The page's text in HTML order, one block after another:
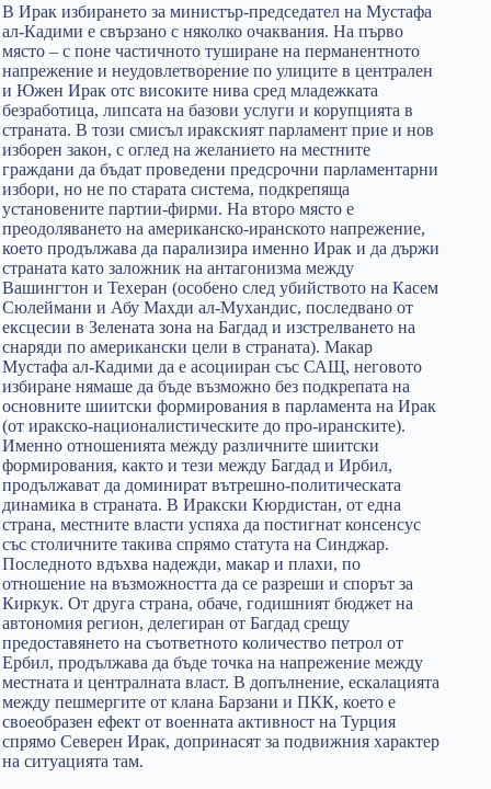
В Ирак избирането за министър-председател на Мустафа
ал-Кадими е свързано с няколко очаквания. На първо
място – с поне частичното туширане на перманентното
напрежение и неудовлетворение по улиците в централен
и Южен Ирак отс високите нива сред младежката
безработица, липсата на базови услуги и корупцията в
страната. В този смисъл иракският парламент прие и нов
изборен закон, с оглед на желанието на местните
граждани да бъдат проведени предсрочни парламентарни
избори, но не по старата система, подкрепяща
установените партии-фирми. На второ място е
преодоляването на американско-иранското напрежение,
което продължава да парализира именно Ирак и да държи
страната като заложник на антагонизма между
Вашингтон и Техеран (особено след убийството на Касем
Сюлеймани и Абу Махди ал-Мухандис, последвано от
ексцесии в Зелената зона на Багдад и изстрелването на
снаряди по американски цели в страната). Макар
Мустафа ал-Кадими да е асоцииран със САЩ, неговото
избиране нямаше да бъде възможно без подкрепата на
основните шиитски формирования в парламента на Ирак
(от иракско-националистическите до про-иранските).
Именно отношенията между различните шиитски
формирования, както и тези между Багдад и Ирбил,
продължават да доминират вътрешно-политическата
динамика в страната. В Иракски Кюрдистан, от една
страна, местните власти успяха да постигнат консенсус
със столичните такива спрямо статута на Синджар.
Последното вдъхва надежди, макар и плахи, по
отношение на възможността да се разреши и спорът за
Киркук. От друга страна, обаче, годишният бюджет на
автономия регион, делегиран от Багдад срещу
предоставянето на съответното количество петрол от
Ербил, продължава да бъде точка на напрежение между
местната и централната власт. В допълнение, ескалацията
между пешмергите от клана Барзани и ПКК, което е
своеобразен ефект от военната активност на Турция
спрямо Северен Ирак, допринасят за подвижния характер
на ситуацията там.